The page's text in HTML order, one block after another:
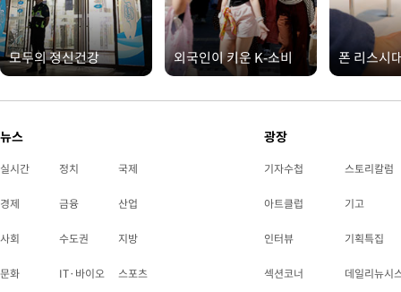
모두의 정신건강 외국인이 키운 K-소비 폰 리스시
뉴스
실시간 정치 국제
경제 금융 산업
사회 수도권 지방
문화 IT·바이오 스포츠
광장
기자수첩 스토리칼럼
아트클럽 기고
인터뷰 기획특집
섹션코너 데일리뉴시